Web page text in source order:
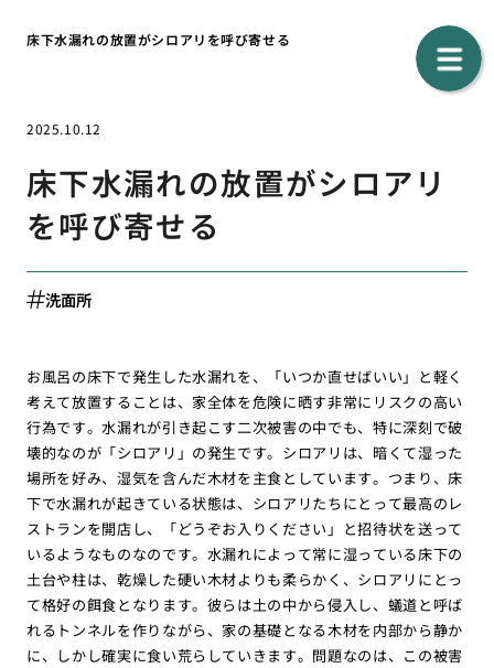
床下水漏れの放置がシロアリを呼び寄せる
2025.10.12
床下水漏れの放置がシロアリ
を呼び寄せる
洗面所
お風呂の床下で発生した水漏れを、「いつか直せばいい」と軽く
考えて放置することは、家全体を危険に晒す非常にリスクの高い
行為です。水漏れが引き起こす二次被害の中でも、特に深刻で破
壊的なのが「シロアリ」の発生です。シロアリは、暗くて湿った
場所を好み、湿気を含んだ木材を主食としています。つまり、床
下で水漏れが起きている状態は、シロアリたちにとって最高のレ
ストランを開店し、「どうぞお入りください」と招待状を送って
いるようなものなのです。水漏れによって常に湿っている床下の
土台や柱は、乾燥した硬い木材よりも柔らかく、シロアリにとっ
て格好の餌食となります。彼らは土の中から侵入し、蟻道と呼ば
れるトンネルを作りながら、家の基礎となる木材を内部から静か
に、しかし確実に食い荒らしていきます。問題なのは、この被害